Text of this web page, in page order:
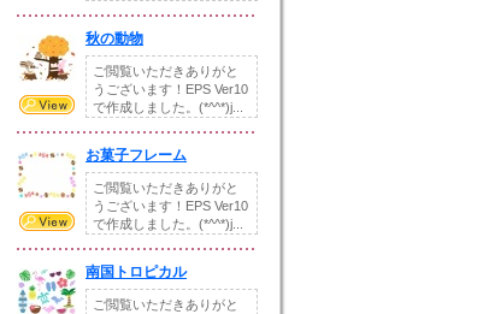
秋の動物
ご閲覧いただきありがと
うございます！EPS Ver10
で作成しました。(*^^*)j...
お菓子フレーム
ご閲覧いただきありがと
うございます！EPS Ver10
で作成しました。(*^^*)j...
南国トロピカル
ご閲覧いただきありがと